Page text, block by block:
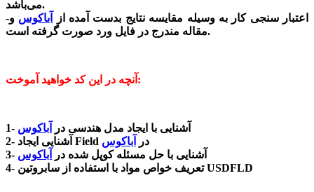
می‌باشد.
-اعتبار سنجی کار به وسیله مقایسه نتایج بدست آمده از
آباکوس و
مقاله مندرج در فایل ورد صورت گرفته است.
آنچه در این کد خواهید آموخت:
1- آشنایی با ایجاد مدل هندسی در
آباکوس
2- آشنایی ایجاد Field در
آباکوس
3- آشنایی با حل مسئله کوپل شده در
آباکوس
4- تعریف خواص مواد با استفاده از سابروتین USDFLD